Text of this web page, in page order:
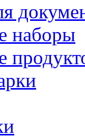
наборы